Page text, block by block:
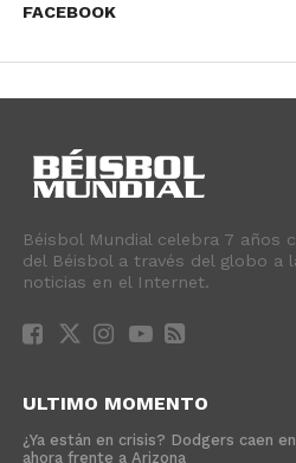
FACEBOOK
Béisbol Mundial celebra 7 años
del Béisbol a través del globo a
noticias en el Internet.
ULTIMO MOMENTO
¿Ya están en crisis? Dodgers caen
ahora frente a Arizona